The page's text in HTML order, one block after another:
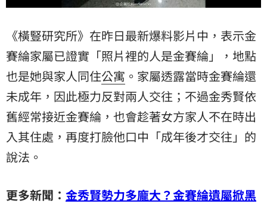
《橫豎研究所》在昨日最新爆料影片中，表示金
賽綸家屬已證實「照片裡的人是金賽綸」，地點
也是她與家人同住公寓 。家屬透露當時金賽綸還
未成年，因此極力反對兩人交往；不過金秀賢依
舊經常接近金賽綸，也會趁著女方家人不在時出
入其住處，再度打臉他口中「成年後才交往」的
說法。
更多新聞： 金秀賢勢力多龐大？金賽綸遺屬掀黑